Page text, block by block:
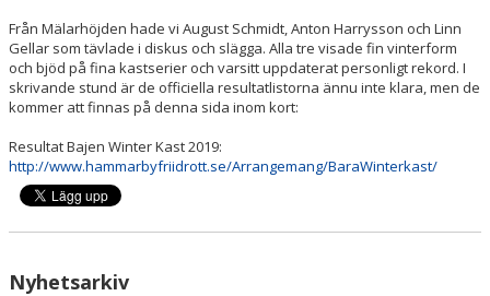
Från Mälarhöjden hade vi August Schmidt, Anton Harrysson och Linn
Gellar som tävlade i diskus och slägga. Alla tre visade fin vinterform
och bjöd på fina kastserier och varsitt uppdaterat personligt rekord. I
skrivande stund är de officiella resultatlistorna ännu inte klara, men de
kommer att finnas på denna sida inom kort:
Resultat Bajen Winter Kast 2019:
http://www.hammarbyfriidrott.se/Arrangemang/BaraWinterkast/
Nyhetsarkiv